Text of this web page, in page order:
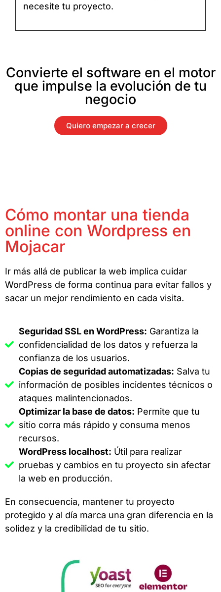
necesite tu proyecto.
Convierte el software en el motor
que impulse la evolución de tu
negocio
Quiero empezar a crecer
Cómo montar una tienda
online con Wordpress en
Mojacar
Ir más allá de publicar la web implica cuidar
WordPress de forma continua para evitar fallos y
sacar un mejor rendimiento en cada visita.
Seguridad SSL en WordPress: Garantiza la
confidencialidad de los datos y refuerza la
confianza de los usuarios.
Copias de seguridad automatizadas: Salva tu
información de posibles incidentes técnicos o
ataques malintencionados.
Optimizar la base de datos: Permite que tu
sitio corra más rápido y consuma menos
recursos.
WordPress localhost: Útil para realizar
pruebas y cambios en tu proyecto sin afectar
la web en producción.
En consecuencia, mantener tu proyecto
protegido y al día marca una gran diferencia en la
solidez y la credibilidad de tu sitio.